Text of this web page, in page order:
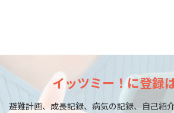
イッツミー！に登録
避難計画、成長記録、病気の記録、自己紹